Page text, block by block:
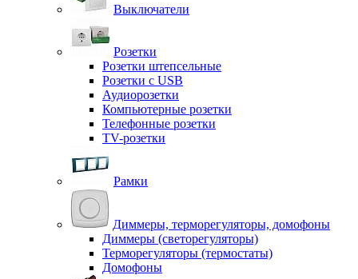
Выключатели
Розетки
Розетки штепсельные
Розетки с USB
Аудиорозетки
Компьютерные розетки
Телефонные розетки
TV-розетки
Рамки
Диммеры, терморегуляторы, домофоны
Диммеры (светорегуляторы)
Терморегуляторы (термостаты)
Домофоны